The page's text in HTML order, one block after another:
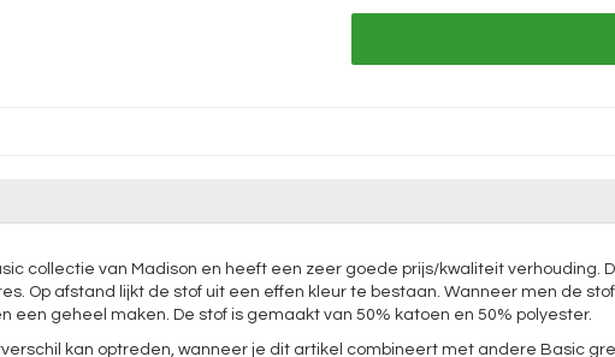
collectie van Madison en heeft een zeer goede prijs/kwaliteit verhouding.
Op afstand lijkt de stof uit een effen kleur te bestaan. Wanneer men de
een geheel maken. De stof is gemaakt van 50% katoen en 50% polyester.
kan optreden, wanneer je dit artikel combineert met andere Basic